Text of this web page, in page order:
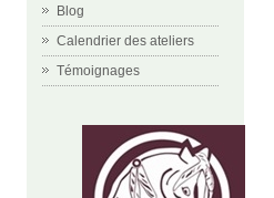
Blog
Calendrier des ateliers
Témoignages